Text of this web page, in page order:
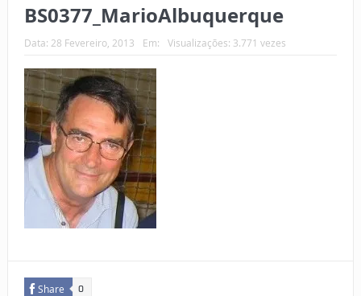
BS0377_MarioAlbuquerque
Data: 28 Fevereiro, 2013 Em: Visualizações: 3.771 vezes
Share 0